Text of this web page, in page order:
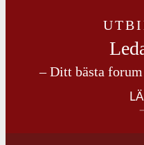
– Ditt bästa